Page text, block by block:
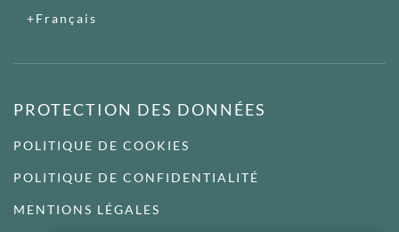
Français
PROTECTION DES DONNÉES
POLITIQUE DE COOKIES
POLITIQUE DE CONFIDENTIALITÉ
MENTIONS LÉGALES